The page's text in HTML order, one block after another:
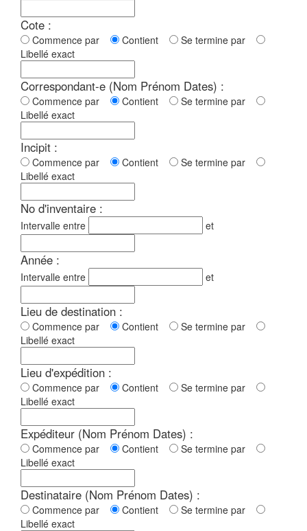
Cote :
Commence par Contient
Se termine par
Libellé exact
Correspondant-e (Nom Prénom Dates) :
Commence par Contient
Se termine par
Libellé exact
Incipit :
Commence par Contient
Se termine par
Libellé exact
No d'inventaire :
Intervalle entre et
Année :
Intervalle entre et
Lieu de destination :
Commence par Contient
Se termine par
Libellé exact
Lieu d'expédition :
Commence par Contient
Se termine par
Libellé exact
Expéditeur (Nom Prénom Dates) :
Commence par Contient
Se termine par
Libellé exact
Destinataire (Nom Prénom Dates) :
Commence par Contient
Se termine par
Libellé exact